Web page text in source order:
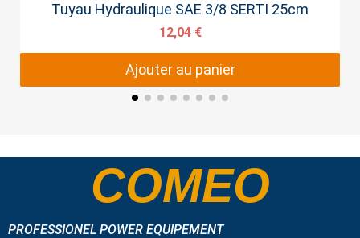
Aperçu rapide
Tuyau Hydraulique SAE 3/8 SERTI 25cm
12,04 €
Ajouter au panier
COMEO
PROFESSIONEL POWER EQUIPEMENT